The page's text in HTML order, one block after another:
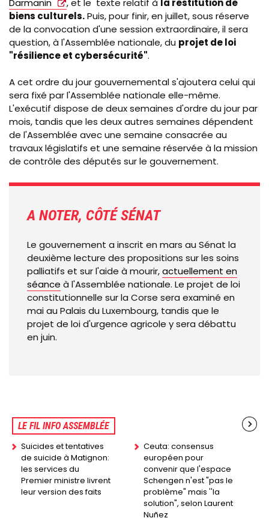
Darmanin , et le texte relatif à la restitution de
biens culturels.Puis, pour finir, en juillet, sous réserve
de la convocation d'une session extraordinaire, il sera
question, à l'Assemblée nationale, du projet de loi
"résilience et cybersécurité".
A cet ordre du jour gouvernemental s'ajoutera celui qui
sera fixé par l'Assemblée nationale elle-même.
L'exécutif dispose de deux semaines d'ordre du jour par
mois, tandis que les deux autres semaines dépendent
de l'Assemblée avec une semaine consacrée au
travaux législatifs et une semaine réservée à la mission
de contrôle des députés sur le gouvernement.
A NOTER, CÔTÉ SÉNAT
Le gouvernement a inscrit en mars au Sénat la
deuxième lecture des propositions sur les soins
palliatifs et sur l'aide à mourir,actuellement en
séance à l'Assemblée nationale. Le projet de loi
constitutionnelle sur la Corse sera examiné en
mai au Palais du Luxembourg, tandis que le
projet de loi d'urgence agricole y sera débattu
en juin.
LE FIL INFO ASSEMBLÉE
Suicides et tentatives
de suicide à Matignon:
les services du
Premier ministre livrent
leur version des faits
Ceuta: consensus
européen pour
convenir que l'espace
Schengen n'est "pas le
problème" mais ''la
solution", selon Laurent
Nuñez